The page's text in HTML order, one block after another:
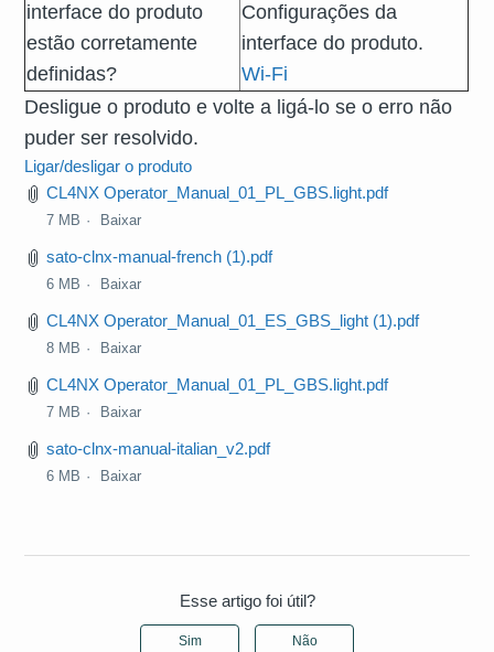
interface do produto
estão corretamente
definidas?
Configurações da
interface do produto.
Wi-Fi
Desligue o produto e volte a ligá-lo se o erro não
puder ser resolvido.
Ligar/desligar o produto
CL4NX Operator_Manual_01_PL_GBS.light.pdf
7 MB Baixar
sato-clnx-manual-french (1).pdf
6 MB Baixar
CL4NX Operator_Manual_01_ES_GBS_light (1).pdf
8 MB Baixar
CL4NX Operator_Manual_01_PL_GBS.light.pdf
7 MB Baixar
sato-clnx-manual-italian_v2.pdf
6 MB Baixar
Esse artigo foi útil?
Sim Não